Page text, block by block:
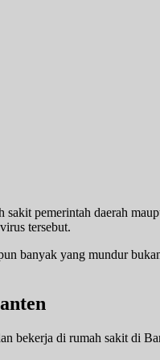
pemerintah daerah
tersebut.
banyak yang mundur
bekerja di rumah sakit di